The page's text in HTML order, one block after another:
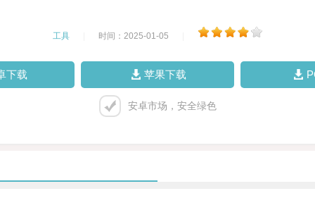
工具 时间：2025-01-05
下载 苹果下载
安卓市场，安全绿色